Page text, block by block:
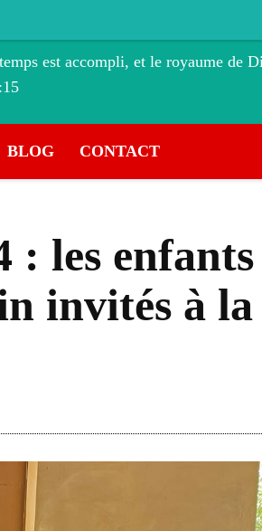
est accompli, et le royaume de
BLOG CONTACT
les enfants
invités à